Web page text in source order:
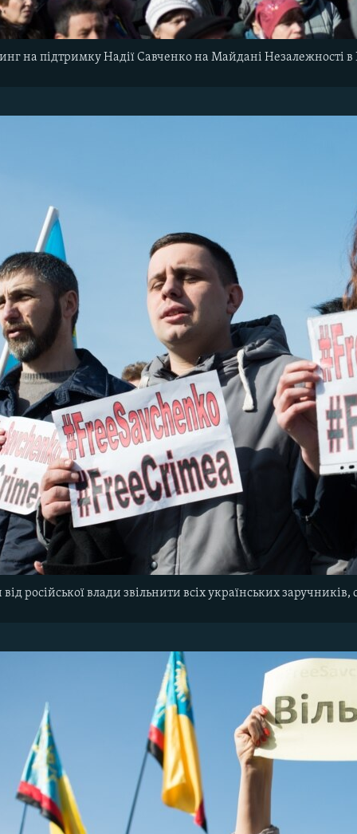
на підтримку Надії Савченко на Майдані Незалежності в
російської влади звільнити всіх українських